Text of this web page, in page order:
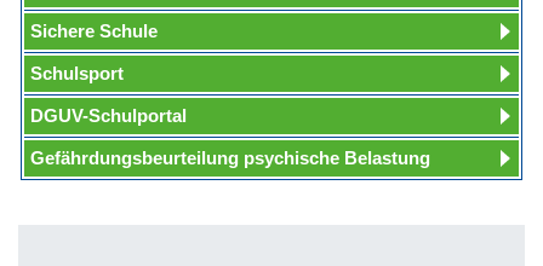
Sichere Schule
Schulsport
DGUV-Schulportal
Gefährdungsbeurteilung psychische Belastung